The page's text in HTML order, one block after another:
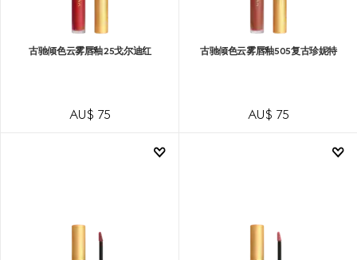
古驰倾色云雾唇釉25戈尔迪红
AU$ 75
古驰倾色云雾唇釉505复古珍妮特
AU$ 75